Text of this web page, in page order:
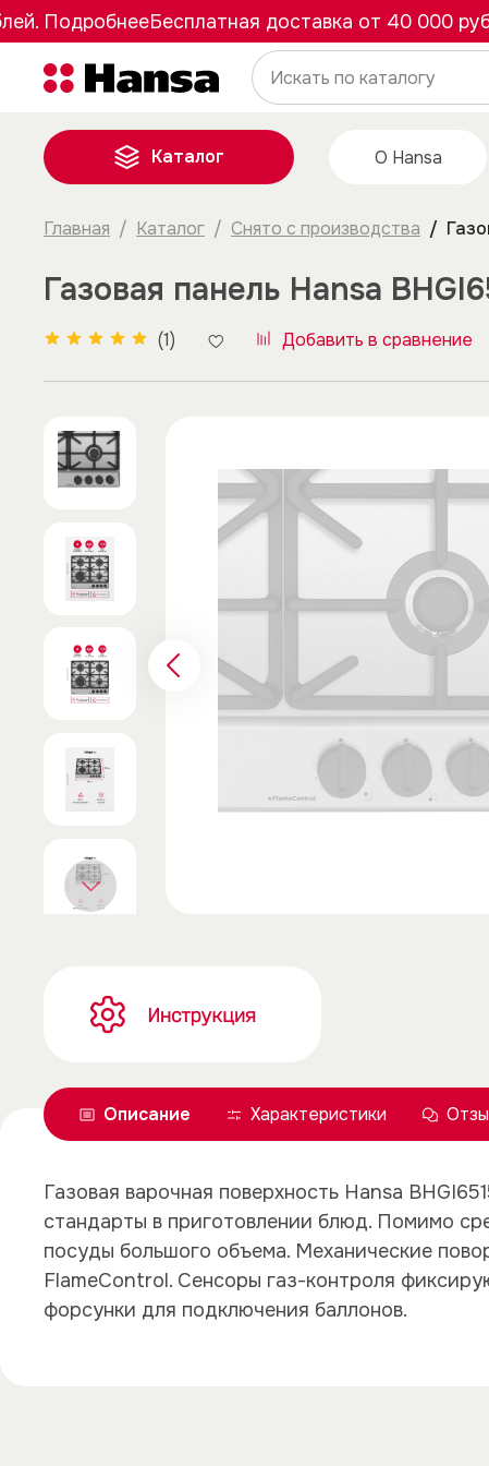
ПодробнееБесплатная доставка от 40 000
Каталог О Hansa
Главная Каталог Снято с производства
Газовая панель Hansa
(1) Добавить в сравнение
Описание Характеристики
Газовая варочная поверхность Hansa
стандарты в приготовлении блюд. Помимо
посуды большого объема. Механические
FlameControl. Сенсоры газ-контроля
форсунки для подключения баллонов.